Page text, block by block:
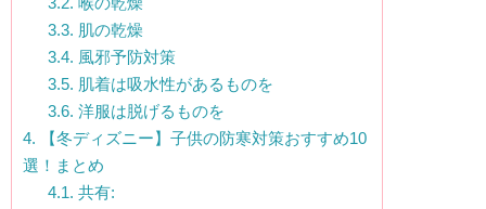
3.3. 肌の乾燥
3.4. 風邪予防対策
3.5. 肌着は吸水性があるものを
3.6. 洋服は脱げるものを
4. 【冬ディズニー】子供の防寒対策おすすめ10
選！まとめ
4.1. 共有: